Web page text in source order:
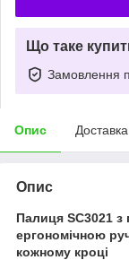
Що таке
Замовлення
Опис Доставка
Опис
Палиця SC3021
ергономічною
кожному кроці